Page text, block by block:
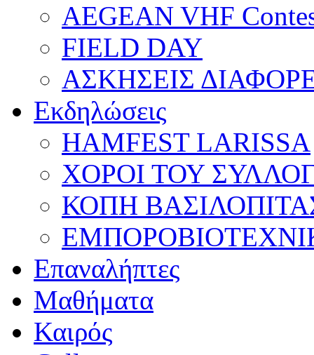
AEGEAN VHF
FIELD DAY
ΑΣΚΗΣΕΙΣ
Εκδηλώσεις
HAMFEST LARISSA
ΧΟΡΟΙ ΤΟΥ
ΚΟΠΗ
Επαναλήπτες
Μαθήματα
Καιρός